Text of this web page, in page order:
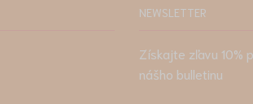
NEWSLETTER
Získajte zľavu 10%
nášho bulletinu